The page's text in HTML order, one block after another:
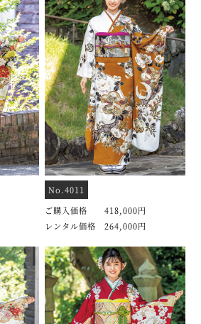
No.4011
ご購入価格 418,000円
レンタル価格 264,000円